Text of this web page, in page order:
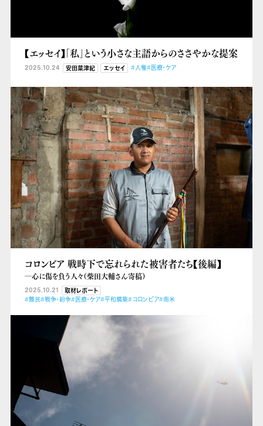
【エッセイ】「私」という小さな主語からのささやかな提案
2025.10.24 安田菜津紀 エッセイ #人権#医療・ケア
コロンビア 戦時下で忘れられた被害者たち【後編】
―心に傷を負う人々（柴田大輔さん寄稿）
2025.10.21
取材レポート
#難民#戦争・紛争#医療・ケア#平和構築#コロンビア#南米